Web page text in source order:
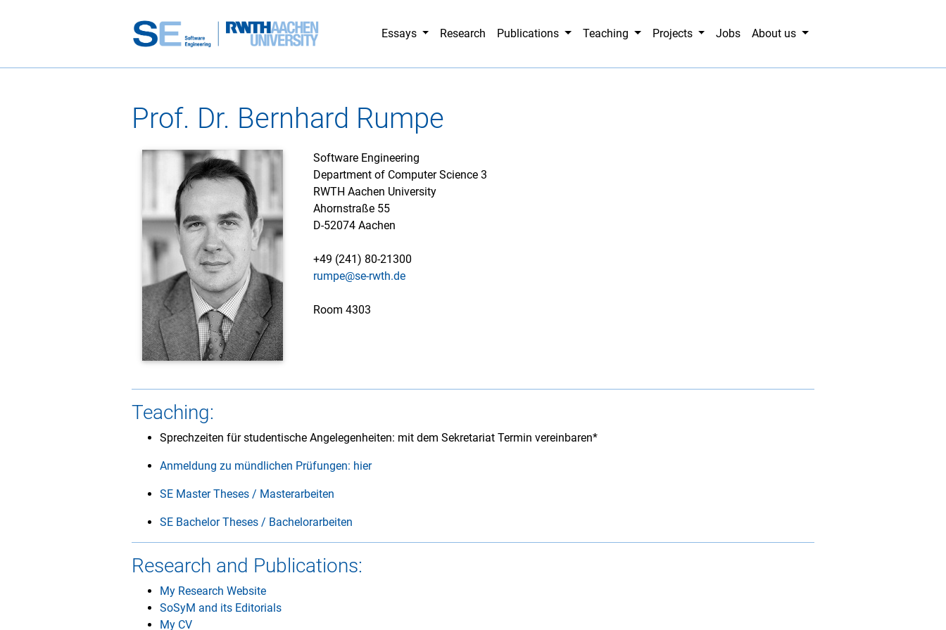
Essays Research Publications Teaching Projects Jobs About us
Prof. Dr. Bernhard Rumpe
Software Engineering
Department of Computer Science 3
RWTH Aachen University
Ahornstraße 55
D-52074 Aachen
+49 (241) 80-21300
rumpe@se-rwth.de
Room 4303
Teaching:
Sprechzeiten für studentische Angelegenheiten: mit dem Sekretariat Termin vereinbaren*
Anmeldung zu mündlichen Prüfungen: hier
SE Master Theses / Masterarbeiten
SE Bachelor Theses / Bachelorarbeiten
Research and Publications:
My Research Website
SoSyM and its Editorials
My CV